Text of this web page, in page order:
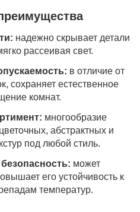
надежно скрывает детали
рассеивая свет.
в отличие от
сохраняет естественное
комнат.
многообразие
абстрактных и
под любой стиль.
может
его устойчивость к
температур.